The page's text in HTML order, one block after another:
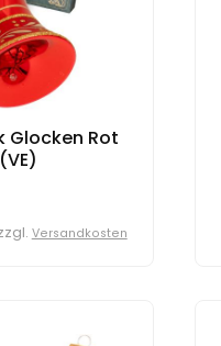
Glocken Rot
Versandkosten